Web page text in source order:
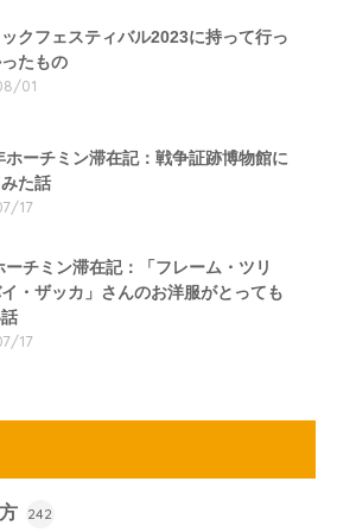
クフェスティバル2023に持って行っ
たもの
01
ホーチミン滞在記：戦争証跡博物館に
た話
17
ーチミン滞在記：「フレーム・ツリ
・ザッカ」さんのお洋服がとっても
17
242